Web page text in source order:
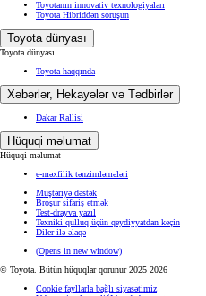
Toyotanın innovativ texnologiyaları
Toyota Hibriddən soruşun
Toyota dünyası
Toyota dünyası
Toyota haqqında
Xəbərlər, Hekayələr və Tədbirlər
Dakar Rallisi
Hüquqi məlumat
Hüquqi məlumat
e-məxfilik tənzimləmələri
Müştəriyə dəstək
Broşur sifariş etmək
Test-drayva yazıl
Texniki qulluq üçün qeydiyyatdan keçin
Diler ilə əlaqə
(Opens in new window)
© Toyota. Bütün hüquqlar qorunur 2025 2026
Cookie fayllarla bağlı siyasətimiz